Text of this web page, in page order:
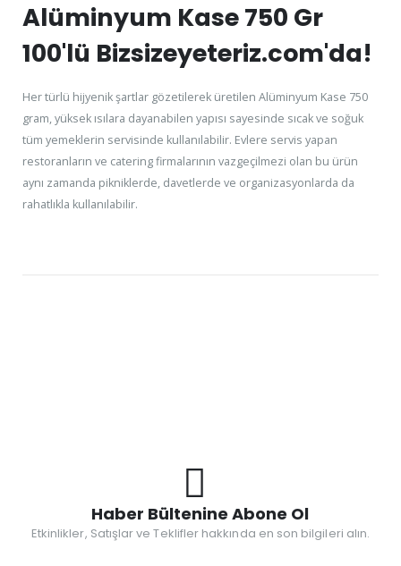
Alüminyum Kase 750 Gr
100'lü Bizsizeyeteriz.com'da!
Her türlü hijyenik şartlar gözetilerek üretilen Alüminyum Kase 750
gram, yüksek ısılara dayanabilen yapısı sayesinde sıcak ve soğuk
tüm yemeklerin servisinde kullanılabilir. Evlere servis yapan
restoranların ve catering firmalarının vazgeçilmezi olan bu ürün
aynı zamanda pikniklerde, davetlerde ve organizasyonlarda da
rahatlıkla kullanılabilir.
Haber Bültenine Abone Ol
Etkinlikler, Satışlar ve Teklifler hakkında en son bilgileri alın.